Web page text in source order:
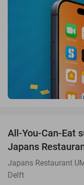
All-You-Can-Eat
Japans
Japans Restaurant
Delft